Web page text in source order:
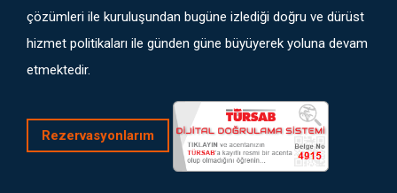
çözümleri ile kuruluşundan bugüne izlediği doğru ve dürüst
hizmet politikaları ile günden güne büyüyerek yoluna devam
etmektedir.
Rezervasyonlarım